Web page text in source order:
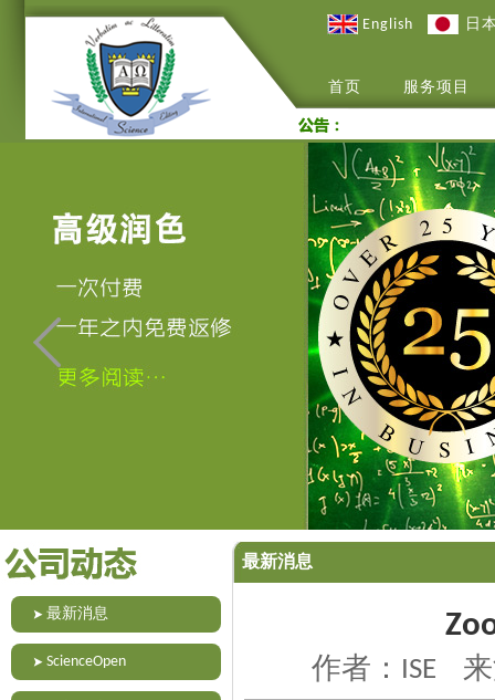
English 日
首页 服务项目
最新消息
ScienceOpen
最新消息
作者：ISE